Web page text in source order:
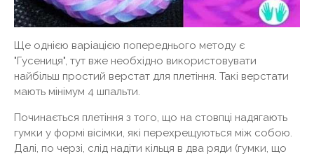
Ще однією варіацією попереднього методу є
"Гусениця", тут вже необхідно використовувати
найбільш простий верстат для плетіння. Такі верстати
мають мінімум 4 шпальти.
Починається плетіння з того, що на стовпці надягають
гумки у формі вісімки, які перехрещуються між собою.
Далі, по черзі, слід надіти кільця в два ряди (гумки, що